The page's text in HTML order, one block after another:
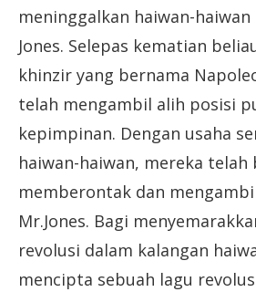
meninggalkan haiwan-
Jones. Selepas kematian
khinzir yang bernama
telah mengambil alih posisi
kepimpinan. Dengan usaha
haiwan-haiwan, mereka telah
memberontak dan
Mr.Jones. Bagi
revolusi dalam kalangan
mencipta sebuah lagu